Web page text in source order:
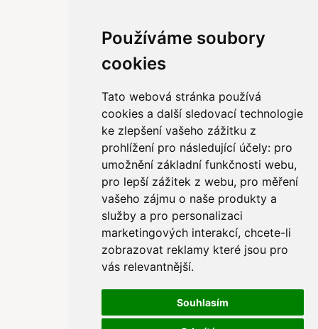
Používáme soubory
cookies
Tato webová stránka používá
cookies a další sledovací technologie
ke zlepšení vašeho zážitku z
prohlížení pro následující účely: pro
umožnění základní funkčnosti webu,
pro lepší zážitek z webu, pro měření
vašeho zájmu o naše produkty a
služby a pro personalizaci
marketingových interakcí,chcete-li
zobrazovat reklamy které jsou pro
vás relevantnější.
Souhlasím